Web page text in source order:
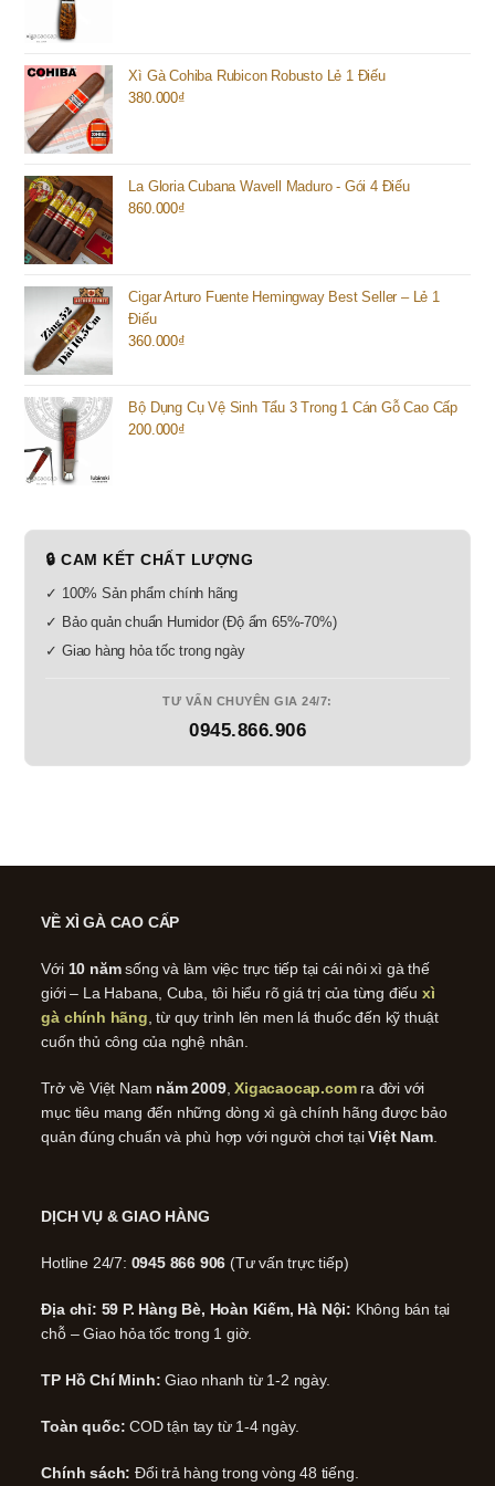
Xì Gà Cohiba Rubicon Robusto Lẻ 1 Điếu
380.000₫
La Gloria Cubana Wavell Maduro - Gói 4 Điếu
860.000₫
Cigar Arturo Fuente Hemingway Best Seller – Lẻ 1
Điếu
360.000₫
Bộ Dụng Cụ Vệ Sinh Tẩu 3 Trong 1 Cán Gỗ Cao Cấp
200.000₫
🔒 CAM KẾT CHẤT LƯỢNG
✓ 100% Sản phẩm chính hãng
✓ Bảo quản chuẩn Humidor (Độ ẩm 65%-70%)
✓ Giao hàng hỏa tốc trong ngày
TƯ VẤN CHUYÊN GIA 24/7:
0945.866.906
VỀ XÌ GÀ CAO CẤP
Với 10 nămsống và làm việc trực tiếp tại cái nôi xì gà thế
giới – La Habana, Cuba, tôi hiểu rõ giá trị của từng điếu xì
gà chính hãng , từ quy trình lên men lá thuốc đến kỹ thuật
cuốn thủ công của nghệ nhân.
Trở về Việt Nam năm 2009,Xigacaocap.comra đời với
mục tiêu mang đến những dòng xì gà chính hãng được bảo
quản đúng chuẩn và phù hợp với người chơi tạiViệt Nam.
DỊCH VỤ & GIAO HÀNG
Hotline 24/7: 0945 866 906 (Tư vấn trực tiếp)
Địa chỉ: 59 P. Hàng Bè, Hoàn Kiếm, Hà Nội: Không bán tại
chỗ – Giao hỏa tốc trong 1 giờ.
TP Hồ Chí Minh: Giao nhanh từ 1-2 ngày.
Toàn quốc: COD tận tay từ 1-4 ngày.
Chính sách: Đổi trả hàng trong vòng 48 tiếng.